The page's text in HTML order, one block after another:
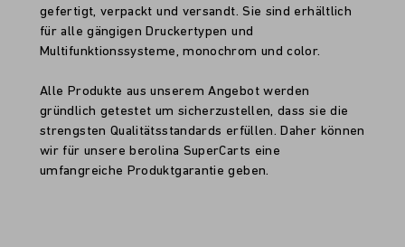
gefertigt, verpackt und versandt. Sie sind erhältlich
für alle gängigen Druckertypen und
Multifunktionssysteme, monochrom und color.
Alle Produkte aus unserem Angebot werden
gründlich getestet um sicherzustellen, dass sie die
strengsten Qualitätsstandards erfüllen. Daher können
wir für unsere berolina SuperCarts eine
umfangreiche Produktgarantie geben.